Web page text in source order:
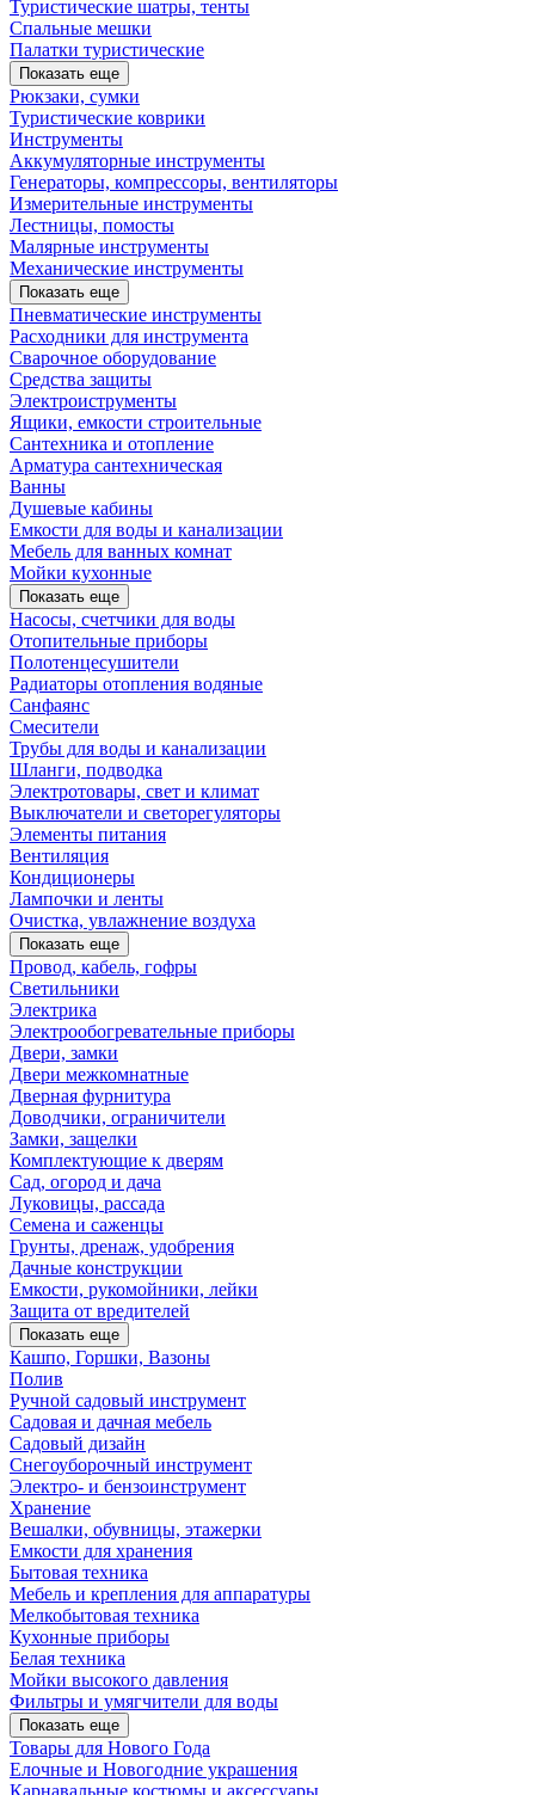
Туристические шатры, тенты
Спальные мешки
Палатки туристические
Показать еще
Рюкзаки, сумки
Туристические коврики
Инструменты
Аккумуляторные инструменты
Генераторы, компрессоры, вентиляторы
Измерительные инструменты
Лестницы, помосты
Малярные инструменты
Механические инструменты
Показать еще
Пневматические инструменты
Расходники для инструмента
Сварочное оборудование
Средства защиты
Электроиструменты
Ящики, емкости строительные
Сантехника и отопление
Арматура сантехническая
Ванны
Душевые кабины
Емкости для воды и канализации
Мебель для ванных комнат
Мойки кухонные
Показать еще
Насосы, счетчики для воды
Отопительные приборы
Полотенцесушители
Радиаторы отопления водяные
Санфаянс
Смесители
Трубы для воды и канализации
Шланги, подводка
Электротовары, свет и климат
Выключатели и светорегуляторы
Элементы питания
Вентиляция
Кондиционеры
Лампочки и ленты
Очистка, увлажнение воздуха
Показать еще
Провод, кабель, гофры
Светильники
Электрика
Электрообогревательные приборы
Двери, замки
Двери межкомнатные
Дверная фурнитура
Доводчики, ограничители
Замки, защелки
Комплектующие к дверям
Сад, огород и дача
Луковицы, рассада
Семена и саженцы
Грунты, дренаж, удобрения
Дачные конструкции
Емкости, рукомойники, лейки
Защита от вредителей
Показать еще
Кашпо, Горшки, Вазоны
Полив
Ручной садовый инструмент
Садовая и дачная мебель
Садовый дизайн
Снегоуборочный инструмент
Электро- и бензоинструмент
Хранение
Вешалки, обувницы, этажерки
Емкости для хранения
Бытовая техника
Мебель и крепления для аппаратуры
Мелкобытовая техника
Кухонные приборы
Белая техника
Мойки высокого давления
Фильтры и умягчители для воды
Показать еще
Товары для Нового Года
Елочные и Новогодние украшения
Карнавальные костюмы и аксессуары